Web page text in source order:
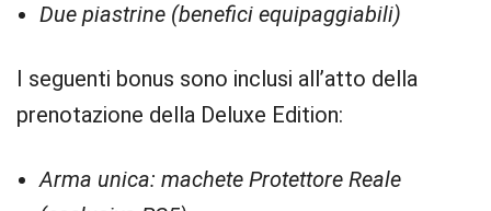
Due piastrine (benefici equipaggiabili)
I seguenti bonus sono inclusi all’atto della
prenotazione della Deluxe Edition:
Arma unica: machete Protettore Reale